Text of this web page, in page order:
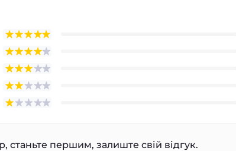
станьте першим, залиште свій відгук.